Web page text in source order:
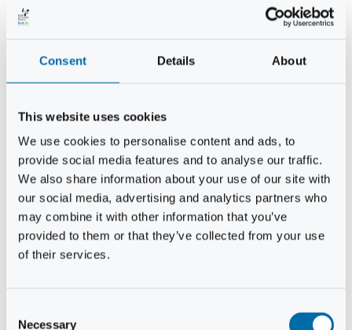
Consent Details About
This website uses cookies
We use cookies to personalise content and ads, to
provide social media features and to analyse our traffic.
We also share information about your use of our site with
our social media, advertising and analytics partners who
may combine it with other information that you’ve
provided to them or that they’ve collected from your use
of their services.
Necessary
Christian Hjorth
Niels Thomas Rosenberg
Benny Gensbøl
Bent Jakobsen
Svend Andersen
Bent Wigh
Jens-Kjeld Jensen
Jon Fjeldså
William Carøe Aarestrup
Erik Mølgaard